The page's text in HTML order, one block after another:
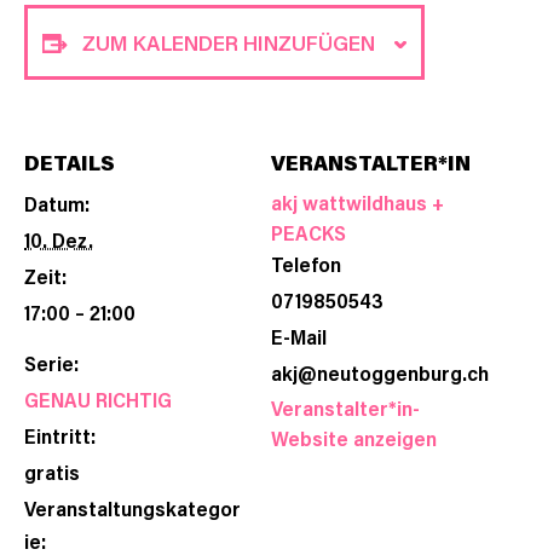
ZUM KALENDER HINZUFÜGEN
DETAILS
Datum:
10. Dez.
Zeit:
17:00 – 21:00
Serie:
GENAU RICHTIG
Eintritt:
gratis
Veranstaltungskategor
ie:
VERANSTALTER*IN
akj wattwildhaus +
PEACKS
Telefon
0719850543
E-Mail
akj@neutoggenburg.ch
Veranstalter*in-
Website anzeigen